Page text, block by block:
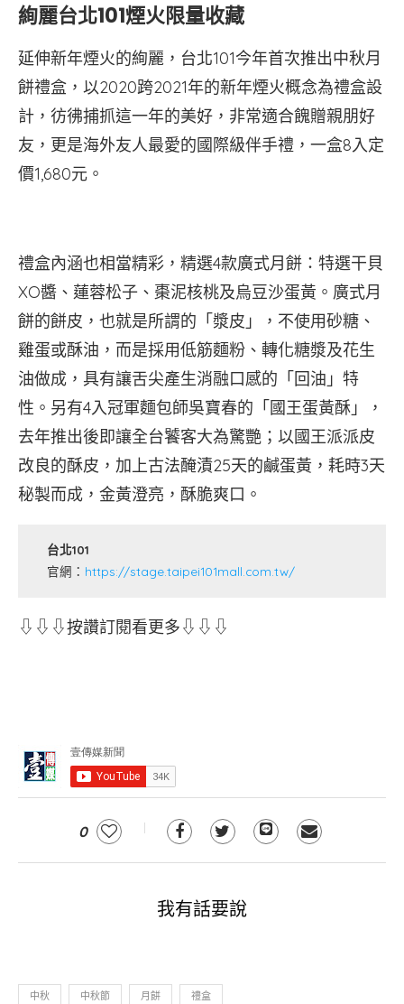
絢麗台北101煙火限量收藏
延伸新年煙火的絢麗，台北101今年首次推出中秋月
餅禮盒，以2020跨2021年的新年煙火概念為禮盒設
計，彷彿捕抓這一年的美好，非常適合餽贈親朋好
友，更是海外友人最愛的國際級伴手禮，一盒8入定
價1,680元。
禮盒內涵也相當精彩，精選4款廣式月餅：特選干貝
XO醬、蓮蓉松子、棗泥核桃及烏豆沙蛋黃。廣式月
餅的餅皮，也就是所謂的「漿皮」，不使用砂糖、
雞蛋或酥油，而是採用低筋麵粉、轉化糖漿及花生
油做成，具有讓舌尖產生消融口感的「回油」特
性。另有4入冠軍麵包師吳寶春的「國王蛋黃酥」，
去年推出後即讓全台饕客大為驚艷；以國王派派皮
改良的酥皮，加上古法醃漬25天的鹹蛋黃，耗時3天
秘製而成，金黃澄亮，酥脆爽口。
台北101
官網： https://stage.taipei101mall.com.tw/
⇩⇩⇩按讚訂閱看更多⇩⇩⇩
0
我有話要說
中秋 中秋節 月餅 禮盒